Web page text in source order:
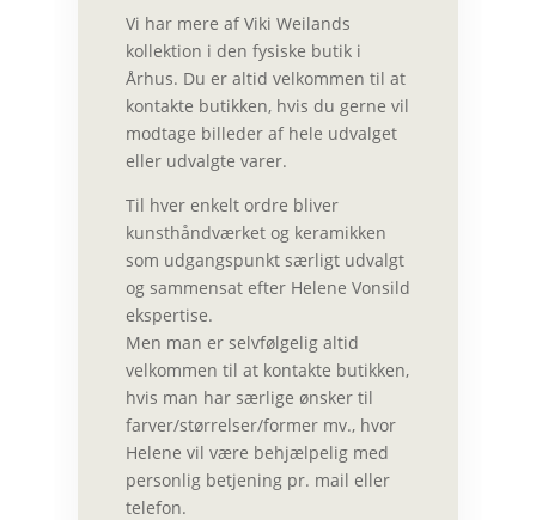
Vi har mere af Viki Weilands
kollektion i den fysiske butik i
Århus. Du er altid velkommen til at
kontakte butikken, hvis du gerne vil
modtage billeder af hele udvalget
eller udvalgte varer.
Til hver enkelt ordre bliver
kunsthåndværket og keramikken
som udgangspunkt særligt udvalgt
og sammensat efter Helene Vonsild
ekspertise.
Men man er selvfølgelig altid
velkommen til at kontakte butikken,
hvis man har særlige ønsker til
farver/størrelser/former mv., hvor
Helene vil være behjælpelig med
personlig betjening pr. mail eller
telefon.